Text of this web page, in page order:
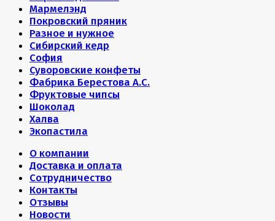
Мармелэнд
Покровский пряник
Разное и нужное
Сибирский кедр
София
Суворовские конфеты
Фабрика Берестова А.С.
Фруктовые чипсы
Шоколад
Халва
Экопастила
О компании
Доставка и оплата
Сотрудничество
Контакты
Отзывы
Новости